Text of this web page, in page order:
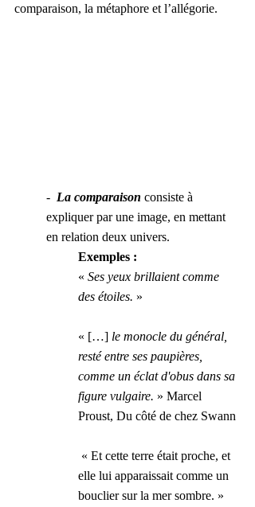
comparaison, la métaphore et l’allégorie.
- La comparaison consiste à
expliquer par une image, en mettant
en relation deux univers.
Exemples :
« Ses yeux brillaient comme
des étoiles. »
« […] le monocle du général,
resté entre ses paupières,
comme un éclat d'obus dans sa
figure vulgaire. » Marcel
Proust, Du côté de chez Swann
elle lui apparaissait comme un
bouclier sur la mer sombre. »